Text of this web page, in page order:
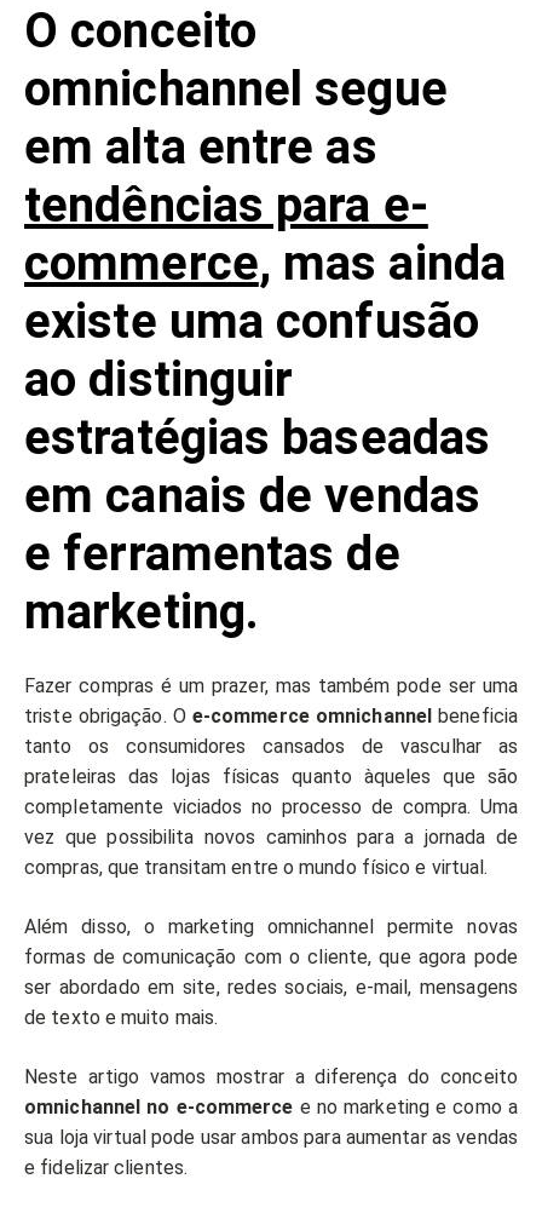
O conceito
omnichannel segue
em alta entre as
tendências para e-
commerce, mas ainda
existe uma confusão
ao distinguir
estratégias baseadas
em canais de vendas
e ferramentas de
marketing.
Fazer compras é um prazer, mas também pode ser uma
triste obrigação. O e-commerce omnichannel beneficia
tanto os consumidores cansados de vasculhar as
prateleiras das lojas físicas quanto àqueles que são
completamente viciados no processo de compra. Uma
vez que possibilita novos caminhos para a jornada de
compras, que transitam entre o mundo físico e virtual.
Além disso, o marketing omnichannel permite novas
formas de comunicação com o cliente, que agora pode
ser abordado em site, redes sociais, e-mail, mensagens
de texto e muito mais.
Neste artigo vamos mostrar a diferença do conceito
omnichannel no e-commerce e no marketing e como a
sua loja virtual pode usar ambos para aumentar as vendas
e fidelizar clientes.